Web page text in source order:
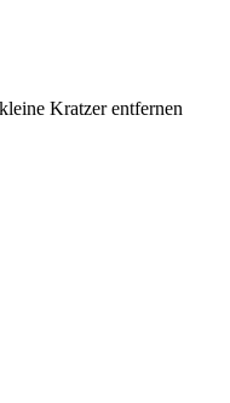
Kratzer entfernen